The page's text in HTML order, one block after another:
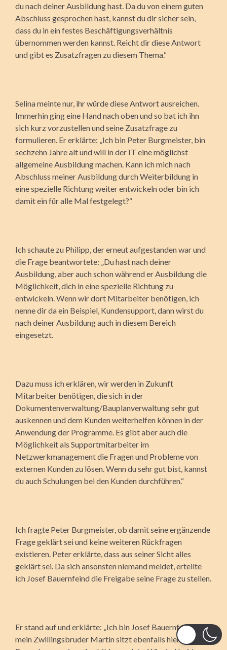
du nach deiner Ausbildung hast. Da du von einem guten
Abschluss gesprochen hast, kannst du dir sicher sein,
dass du in ein festes Beschäftigungsverhältnis
übernommen werden kannst. Reicht dir diese Antwort
und gibt es Zusatzfragen zu diesem Thema.“
Selina meinte nur, ihr würde diese Antwort ausreichen.
Immerhin ging eine Hand nach oben und so bat ich ihn
sich kurz vorzustellen und seine Zusatzfrage zu
formulieren. Er erklärte: „Ich bin Peter Burgmeister, bin
sechzehn Jahre alt und will in der IT eine möglichst
allgemeine Ausbildung machen. Kann ich mich nach
Abschluss meiner Ausbildung durch Weiterbildung in
eine spezielle Richtung weiter entwickeln oder bin ich
damit ein für alle Mal festgelegt?“
Ich schaute zu Philipp, der erneut aufgestanden war und
die Frage beantwortete: „Du hast nach deiner
Ausbildung, aber auch schon während er Ausbildung die
Möglichkeit, dich in eine spezielle Richtung zu
entwickeln. Wenn wir dort Mitarbeiter benötigen, ich
nenne dir da ein Beispiel, Kundensupport, dann wirst du
nach deiner Ausbildung auch in diesem Bereich
eingesetzt.
Dazu muss ich erklären, wir werden in Zukunft
Mitarbeiter benötigen, die sich in der
Dokumentenverwaltung/Bauplanverwaltung sehr gut
auskennen und dem Kunden weiter­helfen können in der
Anwendung der Programme. Es gibt aber auch die
Möglichkeit als Supportmitarbeiter im
Netzwerkmanagement die Fragen und Probleme von
externen Kunden zu lösen. Wenn du sehr gut bist, kannst
du auch Schulungen bei den Kunden durchführen.“
Ich fragte Peter Burgmeister, ob damit seine ergänzende
Frage geklärt sei und keine weiteren Rückfragen
existieren. Peter erklärte, dass aus seiner Sicht alles
geklärt sei. Da sich ansonsten niemand meldet, erteilte
ich Josef Bauernfeind die Freigabe seine Frage zu stellen.
Er stand auf und erklärte: „Ich bin Josef Bauernfeind,
mein Zwillingsbruder Martin sitzt ebenfalls hier als